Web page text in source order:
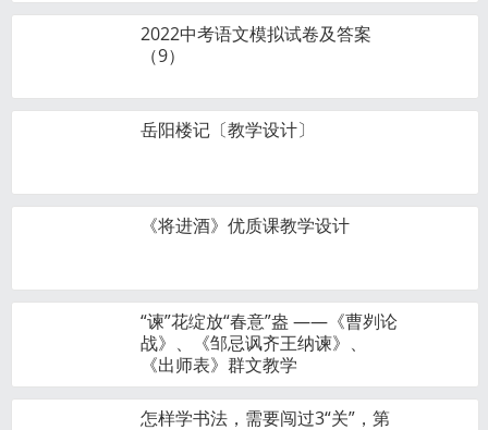
2022中考语文模拟试卷及答案
（9）
岳阳楼记〔教学设计〕
《将进酒》优质课教学设计
“谏”花绽放“春意”盎 ——《曹刿论
战》、《邹忌讽齐王纳谏》、
《出师表》群文教学
怎样学书法，需要闯过3“关”，第